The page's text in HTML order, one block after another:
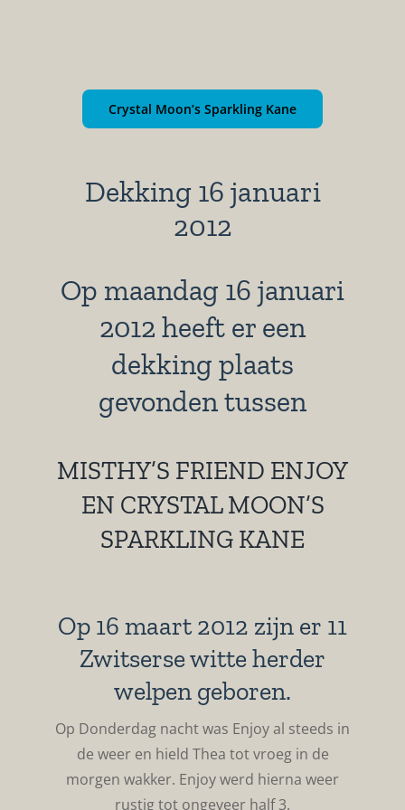
Crystal Moon’s Sparkling Kane
Dekking 16 januari
2012
Op maandag 16 januari
2012 heeft er een
dekking plaats
gevonden tussen
MISTHY’S FRIEND ENJOY
EN CRYSTAL MOON’S
SPARKLING KANE
Op 16 maart 2012 zijn er 11
Zwitserse witte herder
welpen geboren.
Op Donderdag nacht was Enjoy al steeds in
de weer en hield Thea tot vroeg in de
morgen wakker. Enjoy werd hierna weer
rustig tot ongeveer half 3.